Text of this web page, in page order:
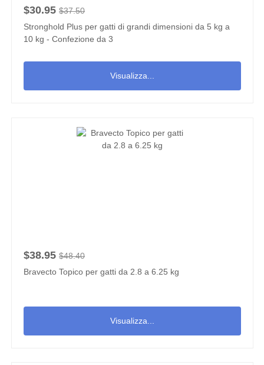
$30.95 $37.50
Stronghold Plus per gatti di grandi dimensioni da 5 kg a
10 kg - Confezione da 3
Visualizza...
$38.95 $48.40
Bravecto Topico per gatti da 2.8 a 6.25 kg
Visualizza...